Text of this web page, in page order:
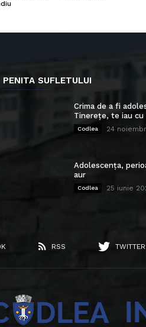
PENITA SUFLETULUI
Crima de a fi
Tinerețe, te iau cu
Codlea 24
Adolescența,
aur
Codlea 25 iunie
RSS TWITTER